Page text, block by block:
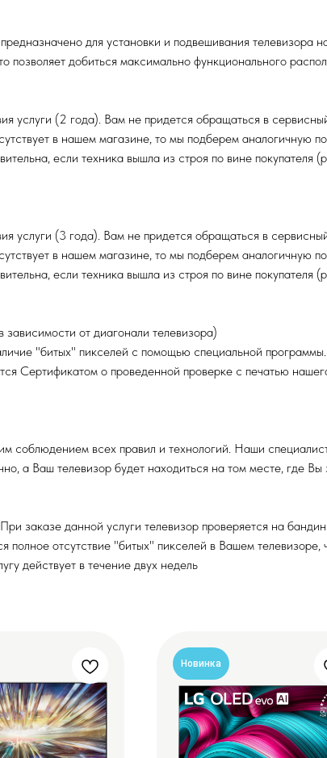
для установки и подвешивания телевизора
позволяет добиться максимально функционального
услуги (2 года). Вам не придется обращаться в
в нашем магазине, то мы подберем аналогичную
если техника вышла из строя по вине
услуги (3 года). Вам не придется обращаться в
в нашем магазине, то мы подберем аналогичную
если техника вышла из строя по вине
зависимости от диагонали телевизора)
"битых" пикселей с помощью специальной
Сертификатом о проведенной проверке с печатью
соблюдением всех правил и технологий. Наши
а Ваш телевизор будет находиться на том месте, где Вы
заказе данной услуги телевизор проверяется на
полное отсутствие "битых" пикселей в Вашем
действует в течение двух недель
Новинка